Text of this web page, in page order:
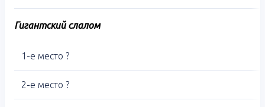
Гигантский слалом
1-е место ?
2-е место ?